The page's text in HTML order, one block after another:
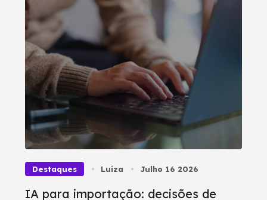
Destaques Luíza Julho 16 2026
IA para importação: decisões de